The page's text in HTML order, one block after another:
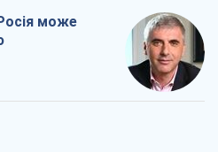
може